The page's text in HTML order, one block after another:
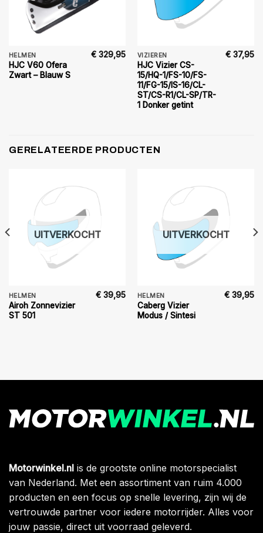
HELMEN
HJC V60 Ofera
Zwart – Blauw S
€ 329,95 VIZIEREN
HJC Vizier CS-
15/HQ-1/FS-10/FS-
11/FG-15/IS-16/CL-
ST/CS-R1/CL-SP/TR-
1 Donker getint
€ 37,95
GERELATEERDE PRODUCTEN
UITVERKOCHT
HELMEN
Airoh Zonnevizier
ST 501
€ 39,95
UITVERKOCHT
HELMEN
Caberg Vizier
Modus / Sintesi
€ 39,95
Motorwinkel.nl is de grootste online motorspecialist
van Nederland. Met een assortiment van ruim 4.000
producten en een focus op snelle levering, zijn wij de
vertrouwde partner voor iedere motorrijder. Alles voor
jouw passie, direct uit voorraad geleverd.